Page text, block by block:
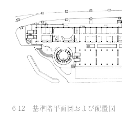
6-12 基準階平面図および配置図